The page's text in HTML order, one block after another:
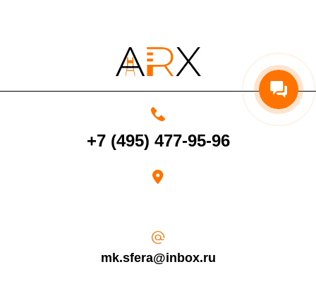
4000 руб. в рабочее время
момента получения товара.
счет в течение 5-30 рабочих дней (срок зависит от банка, который
+7 (495) 477-95-96
mk.sfera@inbox.ru